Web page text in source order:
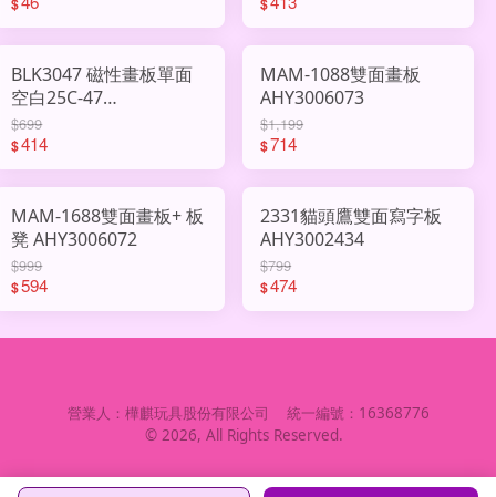
BLK3047 磁性畫板單面
空白25C-47
AHY3006019
$699
$414
MAM-1088雙面畫板
AHY3006073
$1,199
$714
MAM-1688雙面畫板+ 板
凳 AHY3006072
$999
$594
2331貓頭鷹雙面寫字板
AHY3002434
$799
$474
營業人： 樺麒玩具股份有限公司 統一編號： 16368776
© 2026, All Rights Reserved.